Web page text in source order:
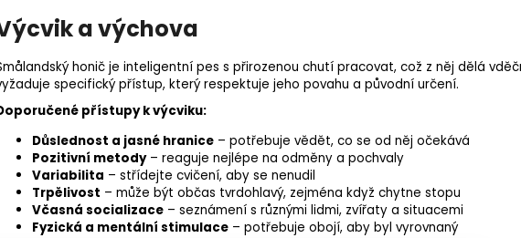
a výchova
honič je inteligentní pes s přirozenou chutí pracovat, což z něj dělá
specifický přístup, který respektuje jeho povahu a původní určení.
přístupy k výcviku:
Důslednost a jasné hranice – potřebuje vědět, co se od něj očekává
Pozitivní metody– reaguje nejlépe na odměny a pochvaly
Variabilita – střídejte cvičení, aby se nenudil
Trpělivost – může být občas tvrdohlavý, zejména když chytne stopu
Včasná socializace – seznámení s různými lidmi, zvířaty a situacemi
Fyzická a mentální stimulace – potřebuje obojí, aby byl vyrovnaný